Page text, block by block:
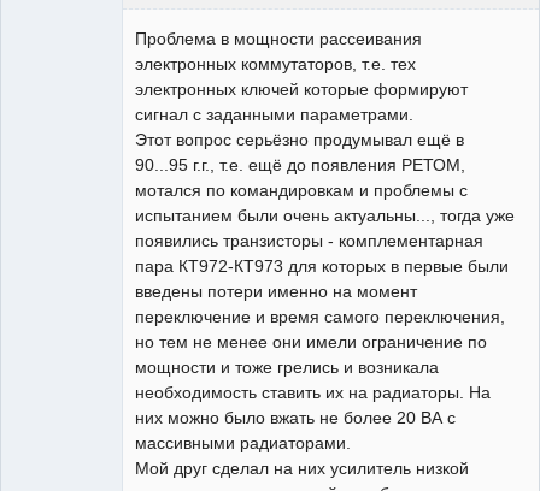
Проблема в мощности рассеивания
электронных коммутаторов, т.е. тех
электронных ключей которые формируют
сигнал с заданными параметрами.
Этот вопрос серьёзно продумывал ещё в
90...95 г.г., т.е. ещё до появления РЕТОМ,
мотался по командировкам и проблемы с
испытанием были очень актуальны..., тогда уже
появились транзисторы - комплементарная
пара КТ972-КТ973 для которых в первые были
введены потери именно на момент
переключение и время самого переключения,
но тем не менее они имели ограничение по
мощности и тоже грелись и возникала
необходимость ставить их на радиаторы. На
них можно было вжать не более 20 ВА с
массивными радиаторами.
Мой друг сделал на них усилитель низкой